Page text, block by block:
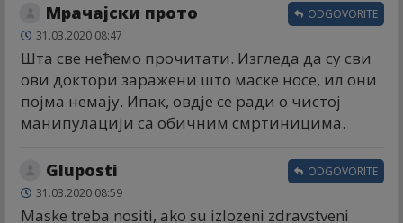
Мрачајски прото
31.03.2020 08:47
Шта све нећемо прочитати. Изгледа да су сви
ови доктори заражени што маске носе, ил они
појма немају. Ипак, овдје се ради о чистој
манипулацији са обичним смртиницима.
ODGOVORITE
Gluposti
31.03.2020 08:59
Maske treba nositi, ako su izlozeni zdravstveni
ODGOVORITE